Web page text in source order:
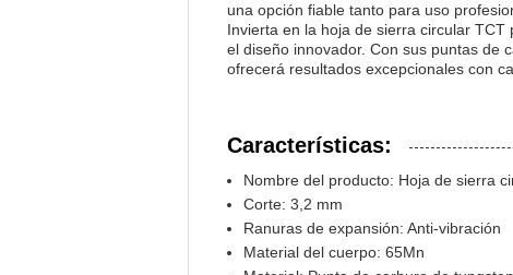
una opción fiable tanto para uso
Invierta en la hoja de sierra circular
el diseño innovador. Con sus puntas de
ofrecerá resultados excepcionales con
Características:
Nombre del producto: Hoja de sierra
Corte: 3,2 mm
Ranuras de expansión: Anti-vibración
Material del cuerpo: 65Mn